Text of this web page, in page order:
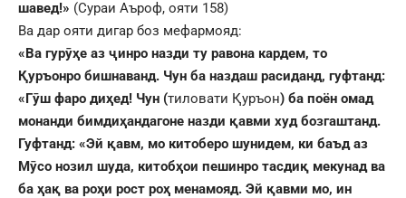
шавед!» (Сураи Аъроф, ояти 158)
Ва дар ояти дигар боз мефармояд:
«Ва гурӯҳе аз ҷинро назди ту равона кардем, то
Қуръонро бишнаванд. Чун ба наздаш расиданд, гуфтанд:
«Гӯш фаро диҳед! Чун (тиловати Қуръон) ба поён омад
монанди бимдиҳандагоне назди қавми худ бозгаштанд.
Гуфтанд: «Эй қавм, мо китоберо шунидем, ки баъд аз
Мӯсо нозил шуда, китобҳои пешинро тасдиқ мекунад ва
ба ҳақ ва роҳи рост роҳ менамояд. Эй қавми мо, ин